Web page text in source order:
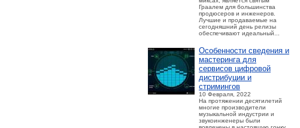
Граалем для большинства
продюсеров и инженеров.
Лучшие и продаваемые на
сегодняшний день релизы
обеспечивают идеальный...
Особенности сведения и
мастеринга для
сервисов цифровой
дистрибуции и
стримингов
10 Февраля, 2022
На протяжении десятилетий
многие производители
музыкальной индустрии и
звукоинженеры были